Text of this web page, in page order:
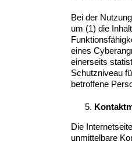
Bei der
um (1) die
eines
einerseits
Schutzniveau
betroffene
Die
unmittelbare